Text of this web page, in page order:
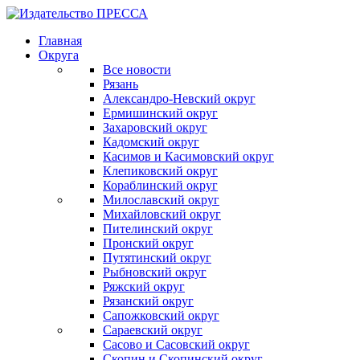
Главная
Округа
Все новости
Рязань
Александро-Невский округ
Ермишинский округ
Захаровский округ
Кадомский округ
Касимов и Касимовский округ
Клепиковский округ
Кораблинский округ
Милославский округ
Михайловский округ
Пителинский округ
Пронский округ
Путятинский округ
Рыбновский округ
Ряжский округ
Рязанский округ
Сапожковский округ
Сараевский округ
Сасово и Сасовский округ